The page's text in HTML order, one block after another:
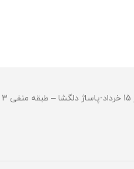
آدرس : تهران – بازار بزرگ تهران – بازار 15 خرداد-پاساژ دلگشا – طبقه منفی 3